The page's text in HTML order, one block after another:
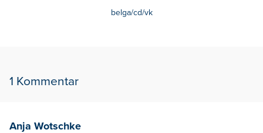
belga/cd/vk
1 Kommentar
Anja Wotschke